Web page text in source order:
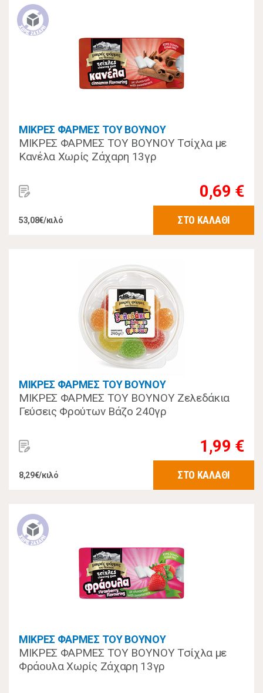
ΜΙΚΡΕΣ ΦΑΡΜΕΣ ΤΟΥ ΒΟΥΝΟΥ
ΜΙΚΡΕΣ ΦΑΡΜΕΣ ΤΟΥ ΒΟΥΝΟΥ Τσίχλα με
Κανέλα Χωρίς Ζάχαρη 13γρ
0,69 €
53,08€/κιλό ΣΤΟ ΚΑΛΑΘΙ
ΜΙΚΡΕΣ ΦΑΡΜΕΣ ΤΟΥ ΒΟΥΝΟΥ
ΜΙΚΡΕΣ ΦΑΡΜΕΣ ΤΟΥ ΒΟΥΝΟΥ Ζελεδάκια
Γεύσεις Φρούτων Βάζο 240γρ
1,99 €
8,29€/κιλό ΣΤΟ ΚΑΛΑΘΙ
ΜΙΚΡΕΣ ΦΑΡΜΕΣ ΤΟΥ ΒΟΥΝΟΥ
ΜΙΚΡΕΣ ΦΑΡΜΕΣ ΤΟΥ ΒΟΥΝΟΥ Τσίχλα με
Φράουλα Χωρίς Ζάχαρη 13γρ